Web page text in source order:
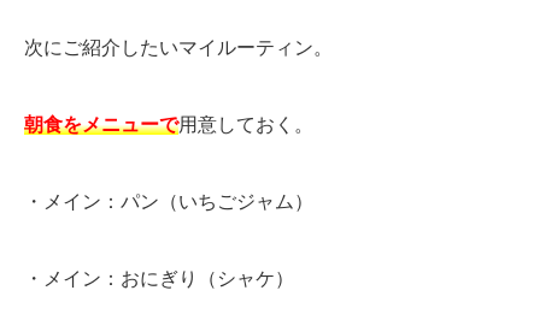
次にご紹介したいマイルーティン。
朝食をメニューで用意しておく。
・メイン：パン（いちごジャム）
・メイン：おにぎり（シャケ）